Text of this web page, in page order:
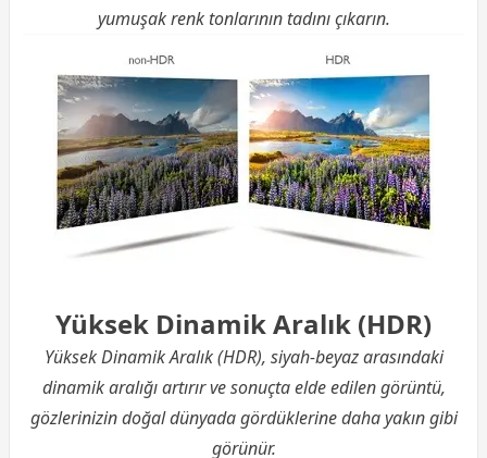
yumuşak renk tonlarının tadını çıkarın.
Yüksek Dinamik Aralık (HDR)
Yüksek Dinamik Aralık (HDR), siyah-beyaz arasındaki
dinamik aralığı artırır ve sonuçta elde edilen görüntü,
gözlerinizin doğal dünyada gördüklerine daha yakın gibi
görünür.